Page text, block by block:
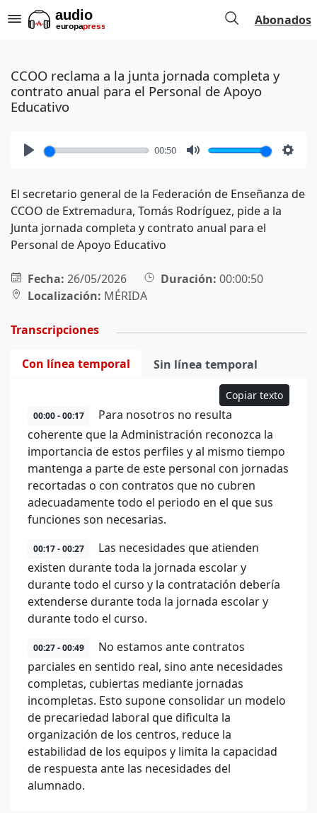
Abonados
CCOO reclama a la junta jornada completa y
contrato anual para el Personal de Apoyo
Educativo
00:50
El secretario general de la Federación de Enseñanza de
CCOO de Extremadura, Tomás Rodríguez, pide a la
Junta jornada completa y contrato anual para el
Personal de Apoyo Educativo
Fecha: 26/05/2026 Duración: 00:00:50
Localización: MÉRIDA
Transcripciones
Con línea temporal Sin línea temporal
Copiar texto
00:00 - 00:17
Para nosotros no resulta
coherente que la Administración reconozca la
importancia de estos perfiles y al mismo tiempo
mantenga a parte de este personal con jornadas
recortadas o con contratos que no cubren
adecuadamente todo el periodo en el que sus
funciones son necesarias.
00:17 - 00:27
Las necesidades que atienden
existen durante toda la jornada escolar y
durante todo el curso y la contratación debería
extenderse durante toda la jornada escolar y
durante todo el curso.
00:27 - 00:49
No estamos ante contratos
parciales en sentido real, sino ante necesidades
completas, cubiertas mediante jornadas
incompletas. Esto supone consolidar un modelo
de precariedad laboral que dificulta la
organización de los centros, reduce la
estabilidad de los equipos y limita la capacidad
de respuesta ante las necesidades del
alumnado.